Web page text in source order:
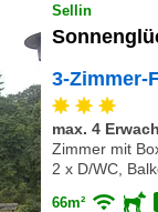
Sellin
3-Zimmer-
max. 4
Zimmer mit
2 x D/WC,
66m²